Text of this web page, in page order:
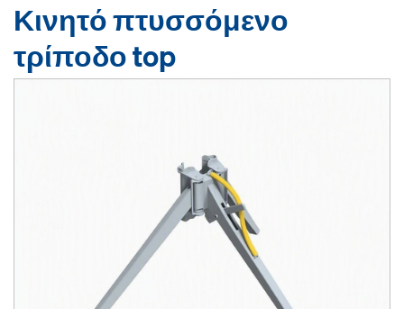
Κινητό πτυσσόμενο
τρίποδο top